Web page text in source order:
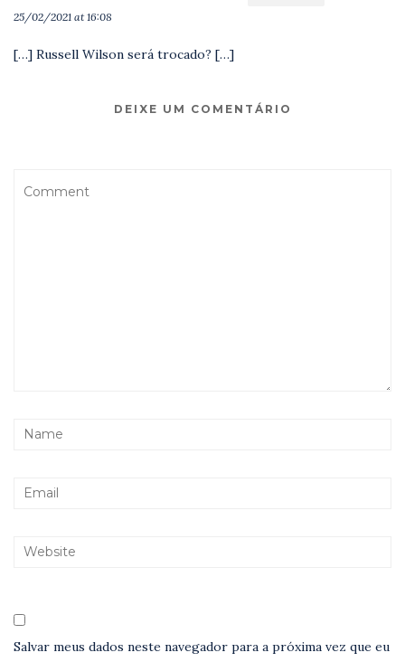
25/02/2021 at 16:08
[…] Russell Wilson será trocado? […]
DEIXE UM COMENTÁRIO
Salvar meus dados neste navegador para a próxima vez que eu